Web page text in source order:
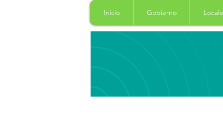
Inicio Gobierno